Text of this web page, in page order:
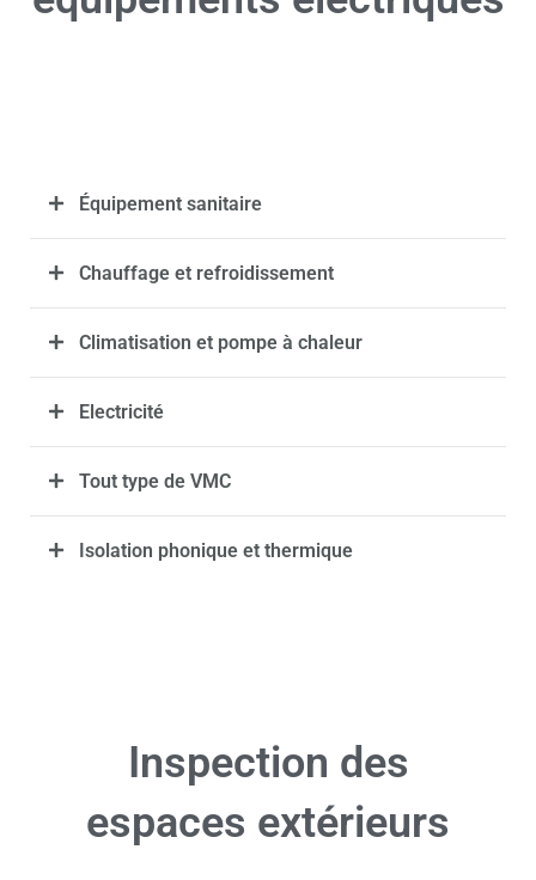
Équipement sanitaire
Chauffage et refroidissement
Climatisation et pompe à chaleur
Electricité
Tout type de VMC
Isolation phonique et thermique
Inspection des
espaces extérieurs